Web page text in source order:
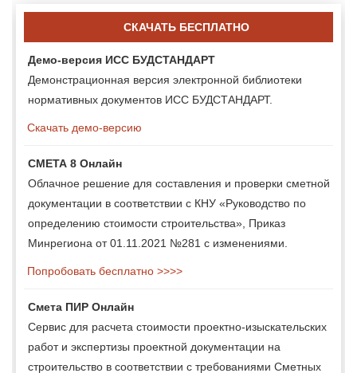
СКАЧАТЬ БЕСПЛАТНО
Демо-версия ИСС БУДСТАНДАРТ
Демонстрационная версия электронной библиотеки
нормативных документов ИСС БУДСТАНДАРТ.
Скачать демо-версию
СМЕТА 8 Онлайн
Облачное решение для составления и проверки сметной
документации в соответствии с КНУ «Руководство по
определению стоимости строительства», Приказ
Минрегиона от 01.11.2021 №281 с изменениями.
Попробовать бесплатно >>>>
Смета ПИР Онлайн
Сервис для расчета стоимости проектно-изыскательских
работ и экспертизы проектной документации на
строительство в соответствии с требованиями Сметных